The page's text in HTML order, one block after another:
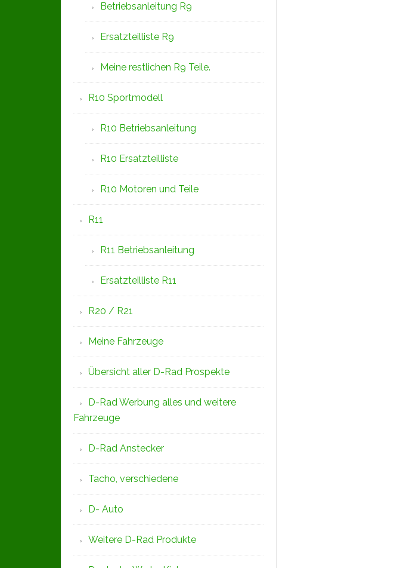
Betriebsanleitung R9
Ersatzteilliste R9
Meine restlichen R9 Teile.
R10 Sportmodell
R10 Betriebsanleitung
R10 Ersatzteilliste
R10 Motoren und Teile
R11
R11 Betriebsanleitung
Ersatzteilliste R11
R20 / R21
Meine Fahrzeuge
Übersicht aller D-Rad Prospekte
D-Rad Werbung alles und weitere
Fahrzeuge
D-Rad Anstecker
Tacho, verschiedene
D- Auto
Weitere D-Rad Produkte